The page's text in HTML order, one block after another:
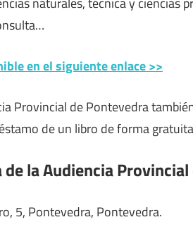
en el siguiente enlace >>
Provincial de Pontevedra
de un libro de forma
la Audiencia
5, Pontevedra, Pontevedra.